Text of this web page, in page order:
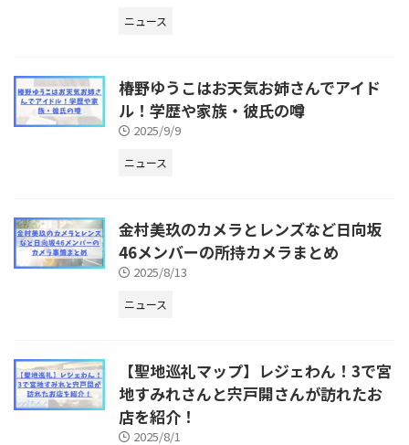
ニュース
椿野ゆうこはお天気お姉さんでアイド
ル！学歴や家族・彼氏の噂
2025/9/9
ニュース
金村美玖のカメラとレンズなど日向坂
46メンバーの所持カメラまとめ
2025/8/13
ニュース
【聖地巡礼マップ】レジェわん！3で宮
地すみれさんと宍戸開さんが訪れたお
店を紹介！
2025/8/1